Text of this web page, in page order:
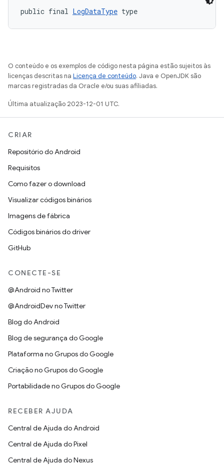
public final LogDataType type
O conteúdo e os exemplos de código nesta página estão sujeitos às
licenças descritas na Licença de conteúdo. Java e OpenJDK são
marcas registradas da Oracle e/ou suas afiliadas.
Última atualização 2023-12-01 UTC.
CRIAR
Repositório do Android
Requisitos
Como fazer o download
Visualizar códigos binários
Imagens de fábrica
Códigos binários do driver
GitHub
CONECTE-SE
@Android no Twitter
@AndroidDev no Twitter
Blog do Android
Blog de segurança do Google
Plataforma no Grupos do Google
Criação no Grupos do Google
Portabilidade no Grupos do Google
RECEBER AJUDA
Central de Ajuda do Android
Central de Ajuda do Pixel
Central de Ajuda do Nexus